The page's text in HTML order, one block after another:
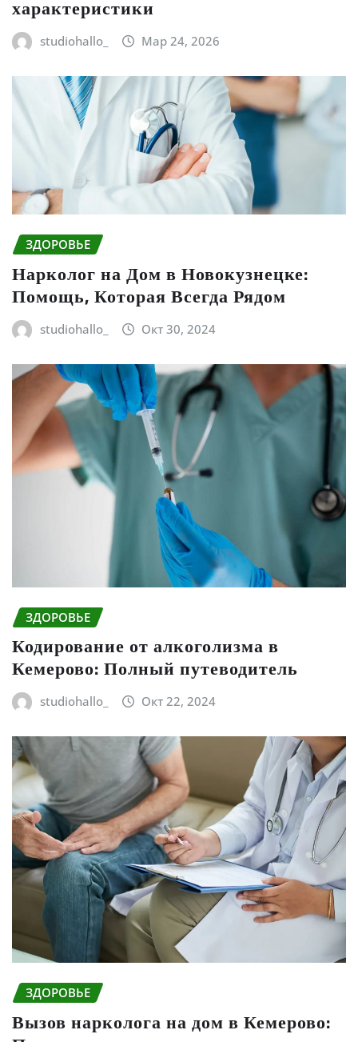
характеристики
studiohallo_ Мар 24, 2026
ЗДОРОВЬЕ
Нарколог на Дом в Новокузнецке:
Помощь, Которая Всегда Рядом
studiohallo_ Окт 30, 2024
ЗДОРОВЬЕ
Кодирование от алкоголизма в
Кемерово: Полный путеводитель
studiohallo_ Окт 22, 2024
ЗДОРОВЬЕ
Вызов нарколога на дом в Кемерово: